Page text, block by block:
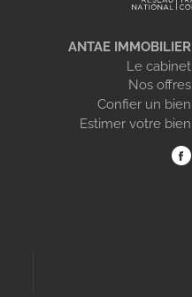
ANTAE IMMOBILIER
Le cabinet
Nos offres
Confier un bien
Estimer votre bien